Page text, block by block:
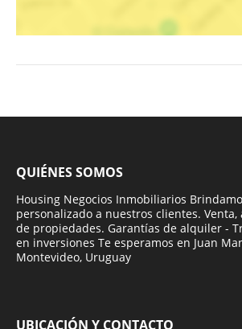
QUIÉNES SOMOS
Housing Negocios Inmobiliarios
personalizado a nuestros clientes.
de propiedades. Garantías de alquiler -
en inversiones Te esperamos en Juan
Montevideo, Uruguay
UBICACIÓN Y CONTACTO